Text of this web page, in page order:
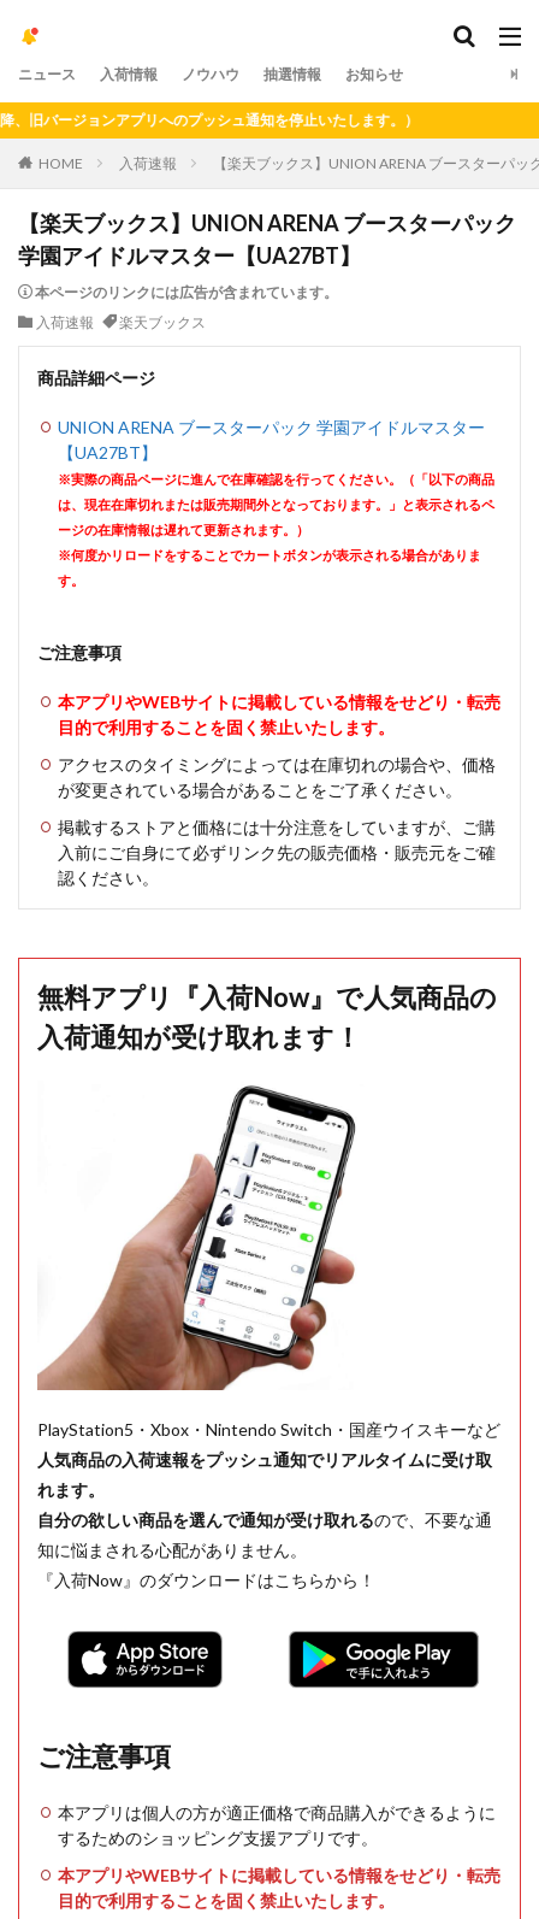
ニュース 入荷情報 ノウハウ 抽選情報 お知らせ
ージョンアプリへのプッシュ通知を停止いたします。）
HOME 入荷速報 【楽天ブックス】UNION ARENA ブースターパ
【楽天ブックス】UNION ARENA ブースターパック
学園アイドルマスター【UA27BT】
本ページのリンクには広告が含まれています。
入荷速報
楽天ブックス
商品詳細ページ
UNION ARENA ブースターパック 学園アイドルマスター
【UA27BT】
※実際の商品ページに進んで在庫確認を行ってください。（「以下の商品
は、現在在庫切れまたは販売期間外となっております。」と表示されるペ
ージの在庫情報は遅れて更新されます。）
※何度かリロードをすることでカートボタンが表示される場合がありま
す。
ご注意事項
本アプリやWEBサイトに掲載している情報をせどり・転売
目的で利用することを固く禁止いたします。
アクセスのタイミングによっては在庫切れの場合や、価格
が変更されている場合があることをご了承ください。
掲載するストアと価格には十分注意をしていますが、ご購
入前にご自身にて必ずリンク先の販売価格・販売元をご確
認ください。
無料アプリ『入荷Now』で人気商品の
入荷通知が受け取れます！
PlayStation5・Xbox・Nintendo Switch・国産ウイスキーなど
人気商品の入荷速報をプッシュ通知でリアルタイムに受け取
れます。
自分の欲しい商品を選んで通知が受け取れるので、不要な通
知に悩まされる心配がありません。
『入荷Now』のダウンロードはこちらから！
ご注意事項
本アプリは個人の方が適正価格で商品購入ができるように
するためのショッピング支援アプリです。
本アプリやWEBサイトに掲載している情報をせどり・転売
目的で利用することを固く禁止いたします。